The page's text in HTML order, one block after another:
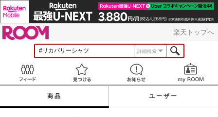
楽天トップへ
詳細検索
見つける お知らせ
商品 ユーザー